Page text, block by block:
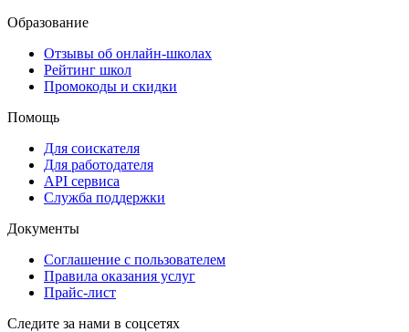
Образование
Отзывы об онлайн-школах
Рейтинг школ
Промокоды и скидки
Помощь
Для соискателя
Для работодателя
API сервиса
Служба поддержки
Документы
Соглашение с пользователем
Правила оказания услуг
Прайс-лист
Следите за нами в соцсетях